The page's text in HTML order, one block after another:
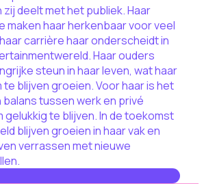
deelt met het publiek. Haar
maken haar herkenbaar voor veel
carrière haar onderscheidt in
Haar ouders
steun in haar leven, wat haar
blijven groeien. Voor haar is het
balans tussen werk en privé
gelukkig te blijven. In de toekomst
blijven groeien in haar vak en
verrassen met nieuwe